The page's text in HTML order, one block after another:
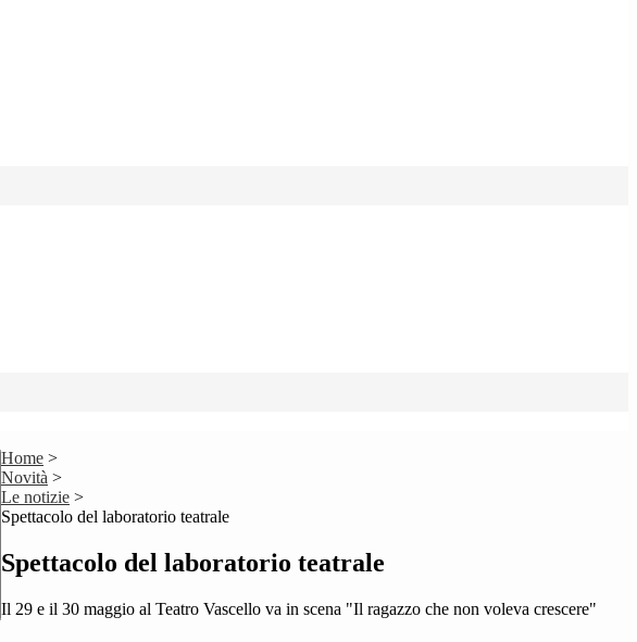
Home >
Novità >
Le notizie >
Spettacolo del laboratorio teatrale
Spettacolo del laboratorio teatrale
Il 29 e il 30 maggio al Teatro Vascello va in scena "Il ragazzo che non voleva crescere"